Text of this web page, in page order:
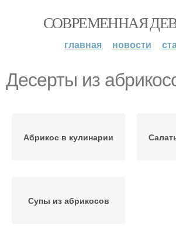
СОВРЕМЕННАЯ
главная новости
Десерты из
Абрикос в кулинарии
Супы из абрикосов